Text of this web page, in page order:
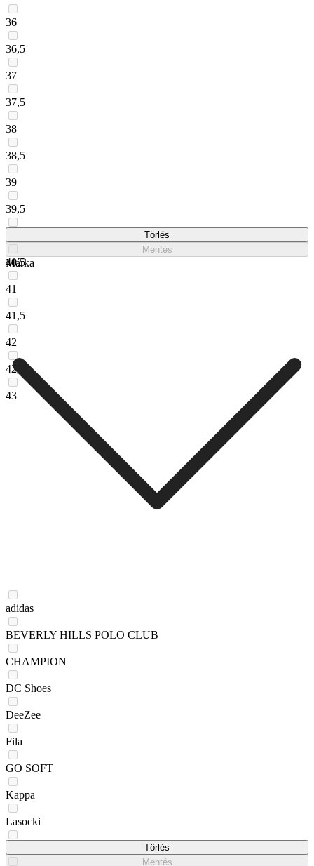
36
36,5
37
37,5
38
38,5
39
39,5
40,5
41
41,5
42
42,5
43
Törlés
Mentés
Márka
adidas
BEVERLY HILLS POLO CLUB
CHAMPION
DC Shoes
DeeZee
Fila
GO SOFT
Kappa
Lasocki
Törlés
Mentés